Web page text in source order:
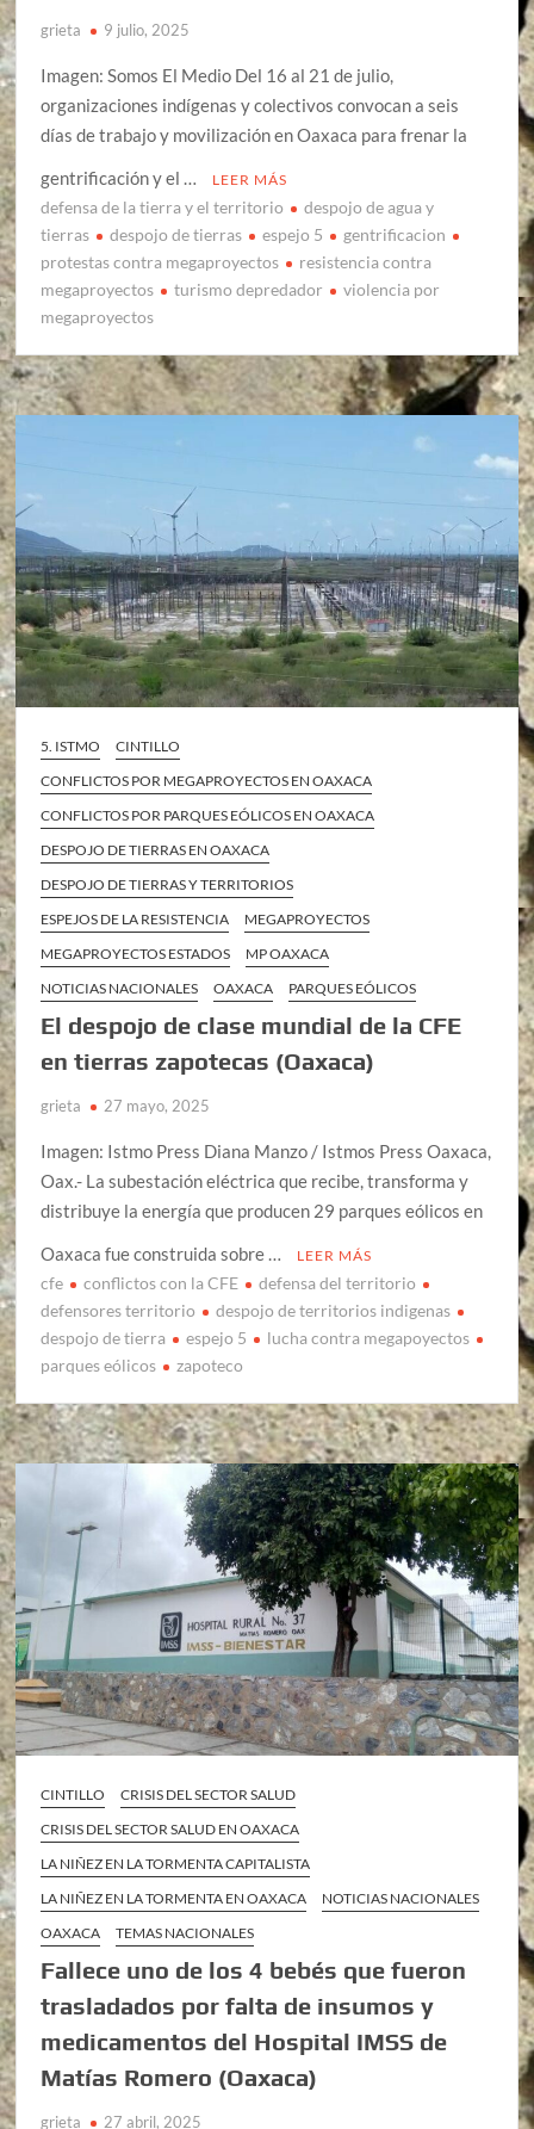
grieta 9 julio, 2025
Imagen: Somos El Medio Del 16 al 21 de julio,
organizaciones indígenas y colectivos convocan a seis
días de trabajo y movilización en Oaxaca para frenar la
gentrificación y el …
LEER MÁS
defensa de la tierra y el territorio
despojo de agua y
tierras
despojo de tierras espejo 5
gentrificacion
protestas contra megaproyectos
resistencia contra
megaproyectos
turismo depredador
violencia por
megaproyectos
5. ISTMO
CINTILLO
CONFLICTOS POR MEGAPROYECTOS EN OAXACA
CONFLICTOS POR PARQUES EÓLICOS EN OAXACA
DESPOJO DE TIERRAS EN OAXACA
DESPOJO DE TIERRAS Y TERRITORIOS
ESPEJOS DE LA RESISTENCIA
MEGAPROYECTOS
MEGAPROYECTOS ESTADOS
MP OAXACA
NOTICIAS NACIONALES
OAXACA PARQUES EÓLICOS
El despojo de clase mundial de la CFE
en tierras zapotecas (Oaxaca)
grieta 27 mayo, 2025
Imagen: Istmo Press Diana Manzo / Istmos Press Oaxaca,
Oax.- La subestación eléctrica que recibe, transforma y
distribuye la energía que producen 29 parques eólicos en
Oaxaca fue construida sobre …
LEER MÁS
cfe conflictos con la CFE
defensa del territorio
defensores territorio
despojo de territorios indigenas
despojo de tierra
espejo 5
lucha contra megapoyectos
parques eólicos
zapoteco
CINTILLO
CRISIS DEL SECTOR SALUD
CRISIS DEL SECTOR SALUD EN OAXACA
LA NIÑEZ EN LA TORMENTA CAPITALISTA
LA NIÑEZ EN LA TORMENTA EN OAXACA
NOTICIAS NACIONALES
OAXACA
TEMAS NACIONALES
Fallece uno de los 4 bebés que fueron
trasladados por falta de insumos y
medicamentos del Hospital IMSS de
Matías Romero (Oaxaca)
grieta 27 abril, 2025